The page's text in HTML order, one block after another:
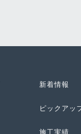
新着情報
ピックアッ
施工実績